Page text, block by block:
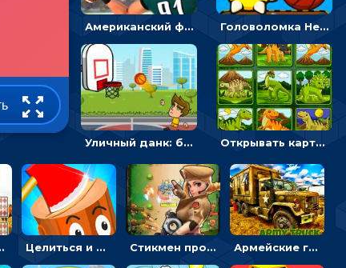
Американский футбол 3D: поймай мяч и останови атаку соперника Головоломка Невероятный баскетбол: проложить путь и отправить мяч в корзину
Уличный данк: бросать мяч в баскетбольное кольцо - спортивные Открывать картинки с динозаврами и складывать в пары по памяти - головоломка
чтобы находить пару Целиться и метать топор в 3D мишени Стикмен против Зомби: стрелять в зомби и развивать воина Армейские грузовики в пазлах: собери военную машину